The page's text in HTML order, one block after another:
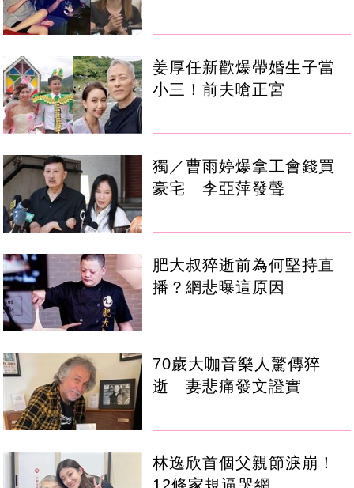
姜厚任新歡爆帶婚生子當
小三！前夫嗆正宮
獨／曹雨婷爆拿工會錢買
豪宅 李亞萍發聲
肥大叔猝逝前為何堅持直
播？網悲曝這原因
70歲大咖音樂人驚傳猝
逝 妻悲痛發文證實
林逸欣首個父親節淚崩！